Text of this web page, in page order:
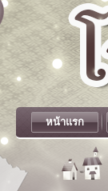
หน้าแรก